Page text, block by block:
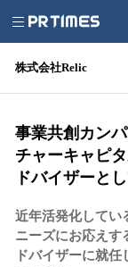
株式会社Relic
事業共創カン
チャーキャピ
ドバイザーと
近年活発化してい
ニーズにお応えす
ドバイザーに就